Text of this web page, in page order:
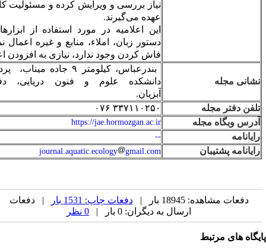
نیاز بررسی و ویرایش کرده و مسئولیت کامل محتوای نشریه را بر
این اعلامیه در مورد استفاده از ابزارهای کمکی برای بررسی
دستور زبان، املاء، منابع و غیره اعمال نمی‌شود. اگر چیزی برای
فاش کردن وجود ندارد، نیازی به افزودن اعلامیه نیست.
بندرعباس، کیلومتر ۹ جاده میناب، پردیس دانشگاه هرمزگان،
دانشکده علوم و فنون دریایی، دفتر مجله بوم‌شناسی
آبزیان.
۳۳۷۱۱۰۲۵۰ ۰۷۶
https://jae.hormozgan.ac.ir
--
journal.aquatic.ecology
gmail.com
دفعات چاپ: 1531 بار
| دفعات
0 نظر